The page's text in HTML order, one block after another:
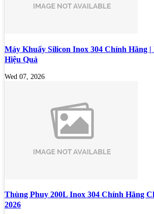
Máy Khuấy Silicon Inox 304 Chính Hãng |
Hiệu Quả
Wed 07, 2026
Thùng Phuy 200L Inox 304 Chính Hãng
2026